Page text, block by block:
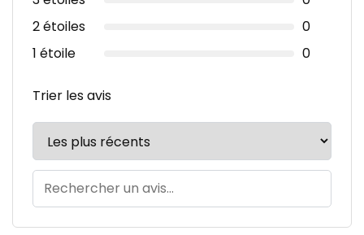
2 étoiles
0
1 étoile
0
Trier les avis